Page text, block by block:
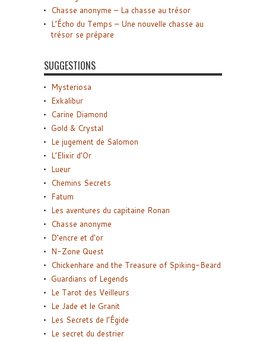
Chasse anonyme – La chasse au trésor
L’Écho du Temps – Une nouvelle chasse au
trésor se prépare
SUGGESTIONS
Mysteriosa
Exkalibur
Carine Diamond
Gold & Crystal
Le jugement de Salomon
L’Elixir d’Or
Lueur
Chemins Secrets
Fatum
Les aventures du capitaine Ronan
Chasse anonyme
D’encre et d’or
N-Zone Quest
Chickenhare and the Treasure of Spiking-Beard
Guardians of Legends
Le Tarot des Veilleurs
Le Jade et le Granit
Les Secrets de l’Égide
Le secret du destrier